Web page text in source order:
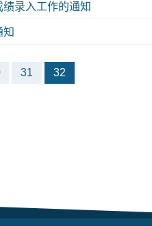
录入工作的通知
知
31 32